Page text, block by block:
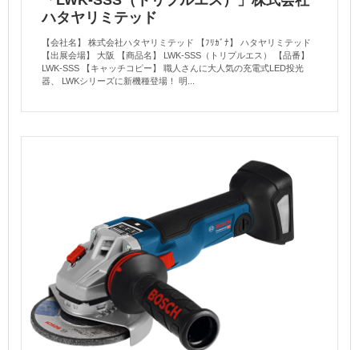
ハタヤリミテッド
【会社名】 株式会社ハタヤリミテッド 【ﾌﾘｶﾞﾅ】 ハタヤリミテッド
【出展会場】 大阪 【商品名】 LWK-SSS（トリプルエス） 【品番】
LWK-SSS 【キャッチコピー】 職人さんに大人気の充電式LED投光
器、 LWKシリーズに新機種登場！ 明...